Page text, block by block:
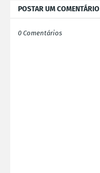
POSTAR UM COMENTÁRIO
0 Comentários